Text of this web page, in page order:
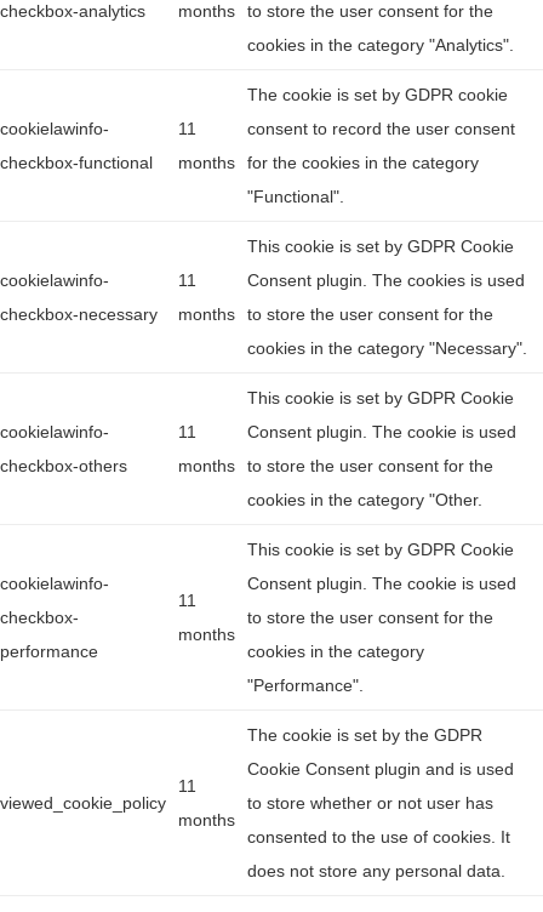
checkbox-analytics
months
to store the user consent for the
cookies in the category "Analytics".
cookielawinfo-
checkbox-functional
11
months
The cookie is set by GDPR cookie
consent to record the user consent
for the cookies in the category
"Functional".
cookielawinfo-
checkbox-necessary
11
months
This cookie is set by GDPR Cookie
Consent plugin. The cookies is used
to store the user consent for the
cookies in the category "Necessary".
cookielawinfo-
checkbox-others
11
months
This cookie is set by GDPR Cookie
Consent plugin. The cookie is used
to store the user consent for the
cookies in the category "Other.
cookielawinfo-
checkbox-
performance
11
months
This cookie is set by GDPR Cookie
Consent plugin. The cookie is used
to store the user consent for the
cookies in the category
"Performance".
viewed_cookie_policy
11
months
The cookie is set by the GDPR
Cookie Consent plugin and is used
to store whether or not user has
consented to the use of cookies. It
does not store any personal data.